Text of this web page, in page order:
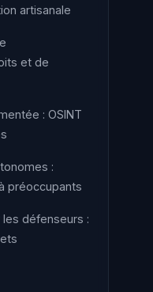
artisanale
et de
: OSINT
:
préoccupants
défenseurs :